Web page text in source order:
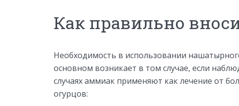
Как правильно
Необходимость в использовании
основном возникает в том случае, если
случаях аммиак применяют как лечение от
огурцов: